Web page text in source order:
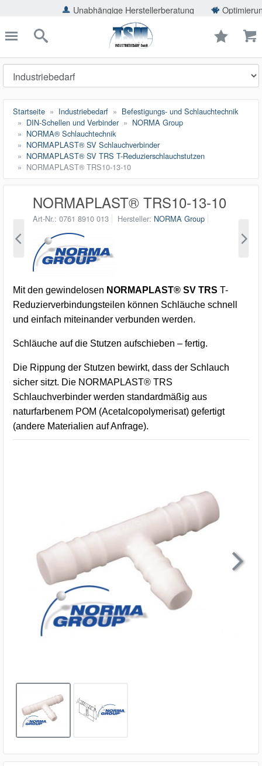
Unabhängige Herstellerberatung Optimierung der
schließen
Suche
Startseite Industriebedarf
Befestigungs- und Schlauchtechnik
DIN-Schellen und Verbinder
NORMA Group
NORMA® Schlauchtechnik
NORMAPLAST® SV Schlauchverbinder
NORMAPLAST® SV TRS T-Reduzierschlauchstutzen
NORMAPLAST® TRS10-13-10
NORMAPLAST® TRS10-13-10
Art-Nr. 0761 8910 013 Hersteller NORMA Group
Mit den gewindelosen NORMAPLAST® SV TRS T-
Reduzierverbindungsteilen können Schläuche schnell
und einfach miteinander verbunden werden.
Schläuche auf die Stutzen aufschieben – fertig.
Die Rippung der Stutzen bewirkt, dass der Schlauch
sicher sitzt. Die NORMAPLAST® TRS
Schlauchverbinder werden standardmäßig aus
naturfarbenem POM (Acetalcopolymerisat) gefertigt
(andere Materialien auf Anfrage).
